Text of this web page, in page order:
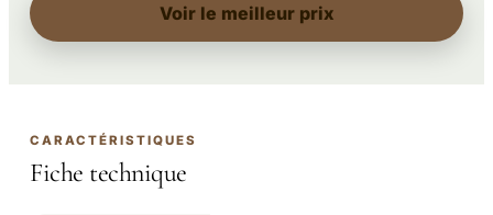
Voir le meilleur prix
CARACTÉRISTIQUES
Fiche technique